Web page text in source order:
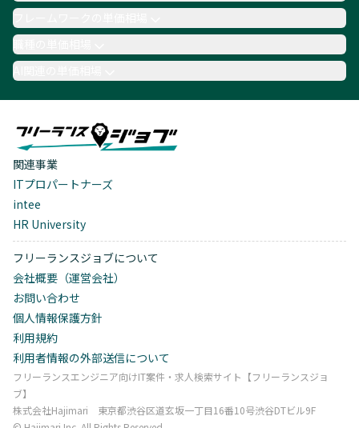
職種の単価相場
AI関連の単価相場
関連事業
ITプロパートナーズ
intee
HR University
フリーランスジョブについて
会社概要（運営会社）
お問い合わせ
個人情報保護方針
利用規約
利用者情報の外部送信について
フリーランスエンジニア向けIT案件・求人検索サイト【フリーランスジョ
ブ】
株式会社Hajimari 東京都渋谷区道玄坂一丁目16番10号渋谷DTビル9F